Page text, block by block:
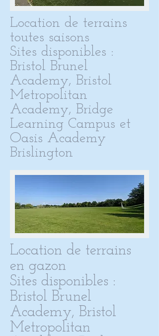
Location de terrains
toutes saisons
Sites disponibles :
Bristol Brunel
Academy, Bristol
Metropolitan
Academy, Bridge
Learning Campus et
Oasis Academy
Brislington
Location de terrains
en gazon
Sites disponibles :
Bristol Brunel
Academy, Bristol
Metropolitan